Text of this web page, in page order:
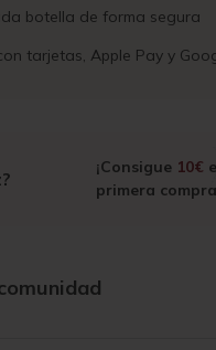
botella de forma segura
tarjetas, Apple Pay y
¡Consigue 10€
primera